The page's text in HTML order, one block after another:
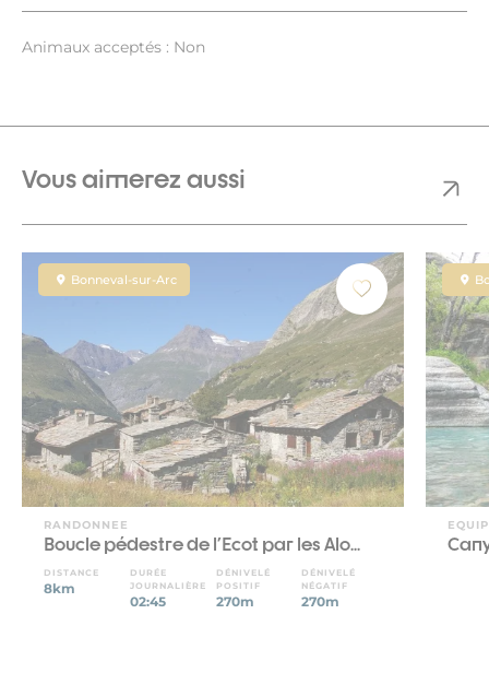
Animaux acceptés : Non
Vous aimerez aussi
Bonneval-sur-Arc
RANDONNEE
Boucle pédestre de l'Ecot par les Alo...
DISTANCE
8km
DURÉE
JOURNALIÈRE
02:45
DÉNIVELÉ
POSITIF
270m
DÉNIVELÉ
NÉGATIF
270m